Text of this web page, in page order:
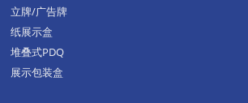
立牌/广告牌
纸展示盒
堆叠式PDQ
展示包装盒